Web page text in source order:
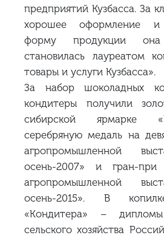
предприятий Кузбасса. За
хорошее оформление и
форму продукции она
становилась лауреатом
товары и услуги Кузбасса».
За набор шоколадных
кондитеры получили
сибирской ярмарке
серебряную медаль на
агропромышленной
осень-2007» и гран-при
агропромышленной
осень-2015». В
«Кондитера» –
сельского хозяйства